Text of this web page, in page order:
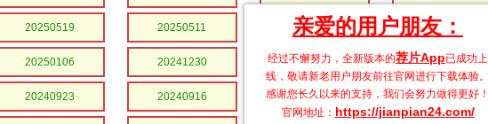
亲爱的用户朋友：
经过不懈努力，全新版本的荐片App已成功上
线，敬请新老用户朋友前往官网进行下载体验。
感谢您长久以来的支持，我们会努力做得更好！
官网地址： https://jianpian24.com/
20250519 20250511 20250505 20250428
20250106 20241230 20241223 20241216
20240923 20240916 20240909 20240902